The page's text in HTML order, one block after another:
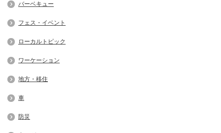
バーベキュー
フェス・イベント
ローカルトピック
ワーケーション
地方・移住
車
防災